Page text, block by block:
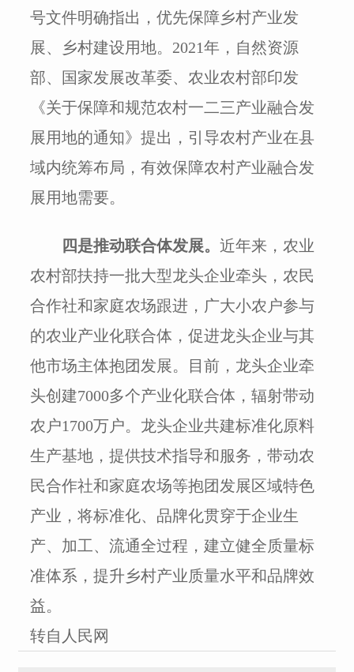
号文件明确指出，优先保障乡村产业发
展、乡村建设用地。2021年，自然资源
部、国家发展改革委、农业农村部印发
《关于保障和规范农村一二三产业融合发
展用地的通知》提出，引导农村产业在县
域内统筹布局，有效保障农村产业融合发
展用地需要。
四是推动联合体发展。近年来，农业
农村部扶持一批大型龙头企业牵头，农民
合作社和家庭农场跟进，广大小农户参与
的农业产业化联合体，促进龙头企业与其
他市场主体抱团发展。目前，龙头企业牵
头创建7000多个产业化联合体，辐射带动
农户1700万户。龙头企业共建标准化原料
生产基地，提供技术指导和服务，带动农
民合作社和家庭农场等抱团发展区域特色
产业，将标准化、品牌化贯穿于企业生
产、加工、流通全过程，建立健全质量标
准体系，提升乡村产业质量水平和品牌效
益。
转自人民网